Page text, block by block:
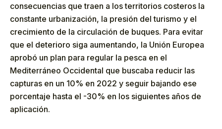
consecuencias que traen a los territorios costeros la
constante urbanización, la presión del turismo y el
crecimiento de la circulación de buques. Para evitar
que el deterioro siga aumentando, la Unión Europea
aprobó un plan para regular la pesca en el
Mediterráneo Occidental que buscaba reducir las
capturas en un 10% en 2022 y seguir bajando ese
porcentaje hasta el -30% en los siguientes años de
aplicación.